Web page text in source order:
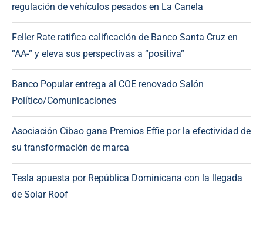
regulación de vehículos pesados en La Canela
Feller Rate ratifica calificación de Banco Santa Cruz en
“AA-” y eleva sus perspectivas a “positiva”
Banco Popular entrega al COE renovado Salón
Político/Comunicaciones
Asociación Cibao gana Premios Effie por la efectividad de
su transformación de marca
Tesla apuesta por República Dominicana con la llegada
de Solar Roof